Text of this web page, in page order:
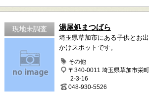
現地未調査 湯屋処まつばら
埼玉県草加市にある子供とお出
かけスポットです。
その他
〒340-0011 埼玉県草加市栄町
2-3-16
048-930-5526